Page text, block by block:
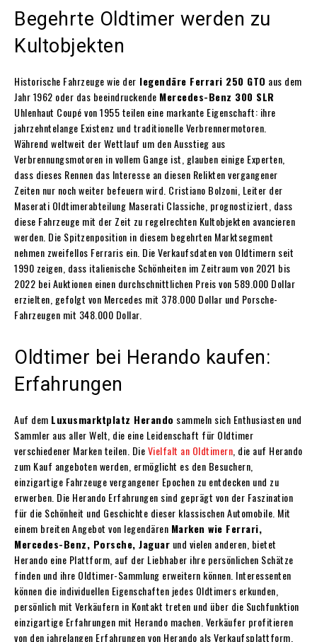
Begehrte Oldtimer werden zu
Kultobjekten
Historische Fahrzeuge wie der legendäre Ferrari 250 GTO aus dem
Jahr 1962 oder das beeindruckende Mercedes-Benz 300 SLR
Uhlenhaut Coupé von 1955 teilen eine markante Eigenschaft: ihre
jahrzehntelange Existenz und traditionelle Verbrennermotoren.
Während weltweit der Wettlauf um den Ausstieg aus
Verbrennungsmotoren in vollem Gange ist, glauben einige Experten,
dass dieses Rennen das Interesse an diesen Relikten vergangener
Zeiten nur noch weiter befeuern wird. Cristiano Bolzoni, Leiter der
Maserati Oldtimerabteilung Maserati Classiche, prognostiziert, dass
diese Fahrzeuge mit der Zeit zu regelrechten Kultobjekten avancieren
werden. Die Spitzenposition in diesem begehrten Marktsegment
nehmen zweifellos Ferraris ein. Die Verkaufsdaten von Oldtimern seit
1990 zeigen, dass italienische Schönheiten im Zeitraum von 2021 bis
2022 bei Auktionen einen durchschnittlichen Preis von 589.000 Dollar
erzielten, gefolgt von Mercedes mit 378.000 Dollar und Porsche-
Fahrzeugen mit 348.000 Dollar.
Oldtimer bei Herando kaufen:
Erfahrungen
Auf dem Luxusmarktplatz Herando sammeln sich Enthusiasten und
Sammler aus aller Welt, die eine Leidenschaft für Oldtimer
verschiedener Marken teilen. DieVielfalt an Oldtimern , die auf Herando
zum Kauf angeboten werden, ermöglicht es den Besuchern,
einzigartige Fahrzeuge vergangener Epochen zu entdecken und zu
erwerben. Die Herando Erfahrungen sind geprägt von der Faszination
für die Schönheit und Geschichte dieser klassischen Automobile. Mit
einem breiten Angebot von legendären Marken wie Ferrari,
Mercedes-Benz, Porsche, Jaguar und vielen anderen, bietet
Herando eine Plattform, auf der Liebhaber ihre persönlichen Schätze
finden und ihre Oldtimer-Sammlung erweitern können. Interessenten
können die individuellen Eigenschaften jedes Oldtimers erkunden,
persönlich mit Verkäufern in Kontakt treten und über die Suchfunktion
einzigartige Erfahrungen mit Herando machen. Verkäufer profitieren
von den jahrelangen Erfahrungen von Herando als Verkaufsplattform.